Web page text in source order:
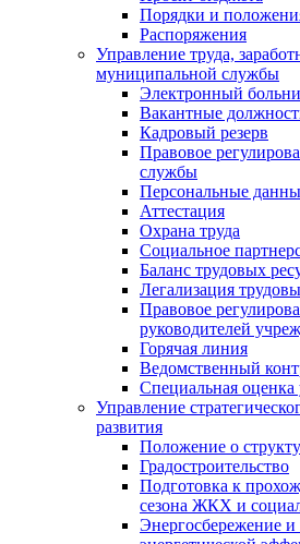
Порядки и
Распоряжения
Управление труда,
муниципальной службы
Электронный
Вакантные
Кадровый резерв
Правовое
службы
Персональные
Аттестация
Охрана труда
Социальное
Баланс трудовых
Легализация
Правовое
руководителей
Горячая линия
Ведомственный
Специальная оценка
Управление
развития
Положение о
Градостроительство
Подготовка к
сезона ЖКХ и
Энергосбережение